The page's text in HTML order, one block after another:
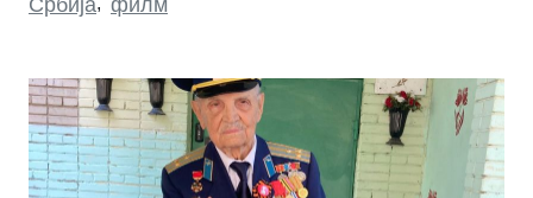
Србија филм